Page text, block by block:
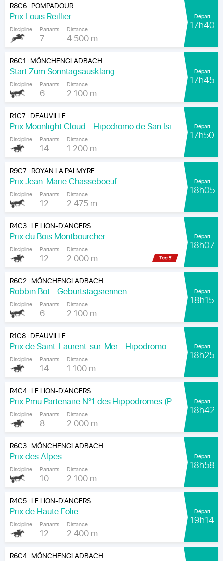
R8C6| POMPADOUR
Prix Louis Reillier
Discipline Partants
7
Distance
4 500 m
Départ
17h40
R6C1 | MÖNCHENGLADBACH
Start Zum Sonntagsausklang
Discipline Partants
6
Distance
2 100 m
Départ
17h45
R1C7 | DEAUVILLE
Prix Moonlight Cloud - Hipodromo de San Isidro
Discipline Partants
14
Distance
1 200 m
Départ
17h50
R9C7 | ROYAN LA PALMYRE
Prix Jean-Marie Chasseboeuf
Discipline Partants
12
Distance
2 475 m
Départ
18h05
R4C3| LE LION-D'ANGERS
Prix du Bois Montbourcher
Discipline Partants
12
Distance
2 000 m
Départ
18h07
R6C2| MÖNCHENGLADBACH
Robbin Bot - Geburtstagsrennen
Discipline Partants
6
Distance
2 100 m
Départ
18h15
R1C8| DEAUVILLE
Prix de Saint-Laurent-sur-Mer - Hipodromo de Maronas
Discipline Partants
14
Distance
1 100 m
Départ
18h25
R4C4| LE LION-D'ANGERS
Prix Pmu Partenaire N°1 des Hippodromes (Prix du Moulin de Varennes)
Discipline Partants
8
Distance
2 000 m
Départ
18h42
R6C3| MÖNCHENGLADBACH
Prix des Alpes
Discipline Partants
10
Distance
2 100 m
Départ
18h58
R4C5| LE LION-D'ANGERS
Prix de Haute Folie
Discipline Partants
12
Distance
2 400 m
Départ
19h14
R6C4| MÖNCHENGLADBACH